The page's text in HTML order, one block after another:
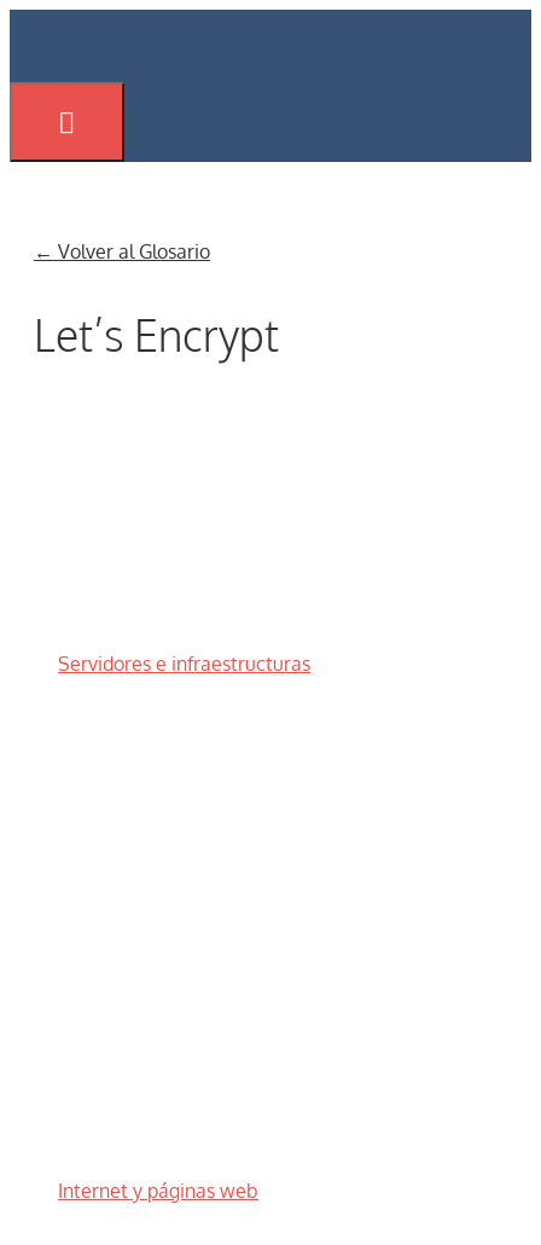
← Volver al Glosario
Let’s Encrypt
Servidores e infraestructuras
Internet y páginas web